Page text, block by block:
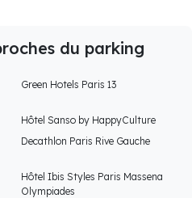
du parking
Green Hotels Paris 13
Hôtel Sanso by HappyCulture
Decathlon Paris Rive Gauche
Hôtel Ibis Styles Paris Massena
Olympiades